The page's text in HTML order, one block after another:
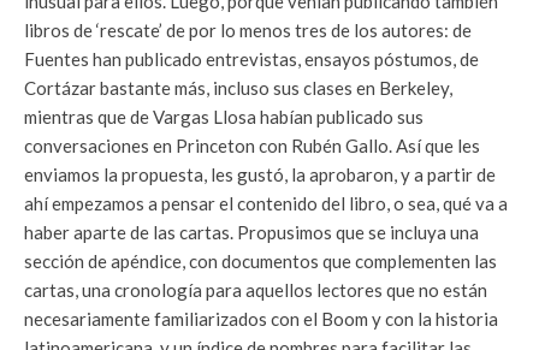
libros de ‘rescate’ de por lo menos tres de los autores: de
Fuentes han publicado entrevistas, ensayos póstumos, de
Cortázar bastante más, incluso sus clases en Berkeley,
mientras que de Vargas Llosa habían publicado sus
conversaciones en Princeton con Rubén Gallo. Así que les
enviamos la propuesta, les gustó, la aprobaron, y a partir de
ahí empezamos a pensar el contenido del libro, o sea, qué va a
haber aparte de las cartas. Propusimos que se incluya una
sección de apéndice, con documentos que complementen las
cartas, una cronología para aquellos lectores que no están
necesariamente familiarizados con el Boom y con la historia